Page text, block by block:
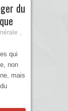
du
,
qui
non
mais